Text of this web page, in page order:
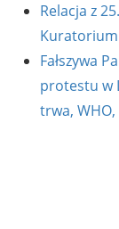
Relacja z
Fałszywa
protestu w
trwa,